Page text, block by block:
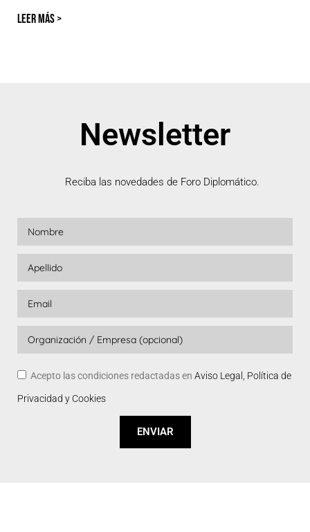
LEER MÁS >
Newsletter
Reciba las novedades de Foro Diplomático.
Acepto las condiciones redactadas en Aviso Legal, Política de
Privacidad y Cookies
ENVIAR